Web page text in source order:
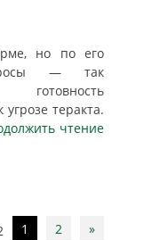
но по его
— так
готовность
теракта.
чтение
1 2 »